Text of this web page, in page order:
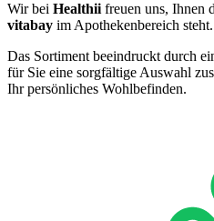
Wir bei Healthii freuen uns, Ihnen
vitabay im Apothekenbereich steht.
Das Sortiment beeindruckt durch
für Sie eine sorgfältige Auswahl
Ihr persönliches Wohlbefinden.